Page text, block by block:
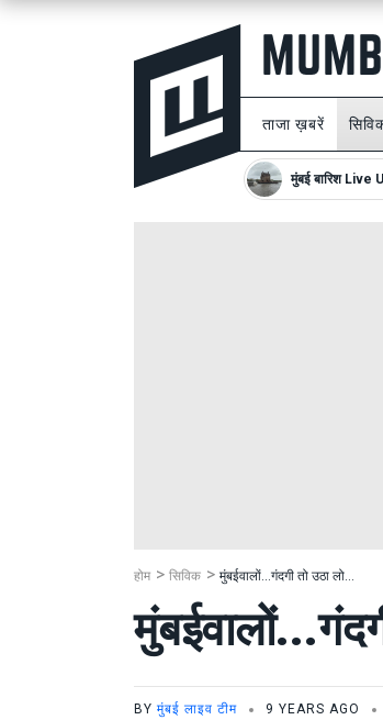
ताजा ख़बरें
मुंबई बारिश Live
होम सिविक मुंबईवालों...गंदगी तो उठा लो...
BY मुंबई लाइव टीम 9 YEARS AGO